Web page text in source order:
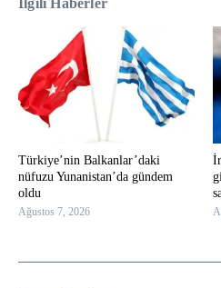
İlgili Haberler
Türkiye’nin Balkanlar’daki
nüfuzu Yunanistan’da gündem
oldu
Ağustos 7, 2026